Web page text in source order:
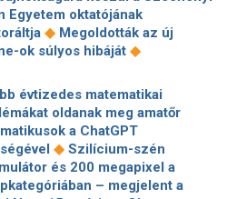
Egyetem oktatójának
◆ Megoldották az új
ok súlyos hibáját ◆
fejlesztettek az ELTE IK
◆A milliárdosok magánrepülői
a világvégét? Egy új algoritmus
menekülési útvonalait figyeli
Magyarország csatlakozott a
programhoz◆Még egy
évtizedes matematikai
oldanak meg amatőr
a ChatGPT
◆ Szilícium-szén
és 200 megapixel a
– megjelent a